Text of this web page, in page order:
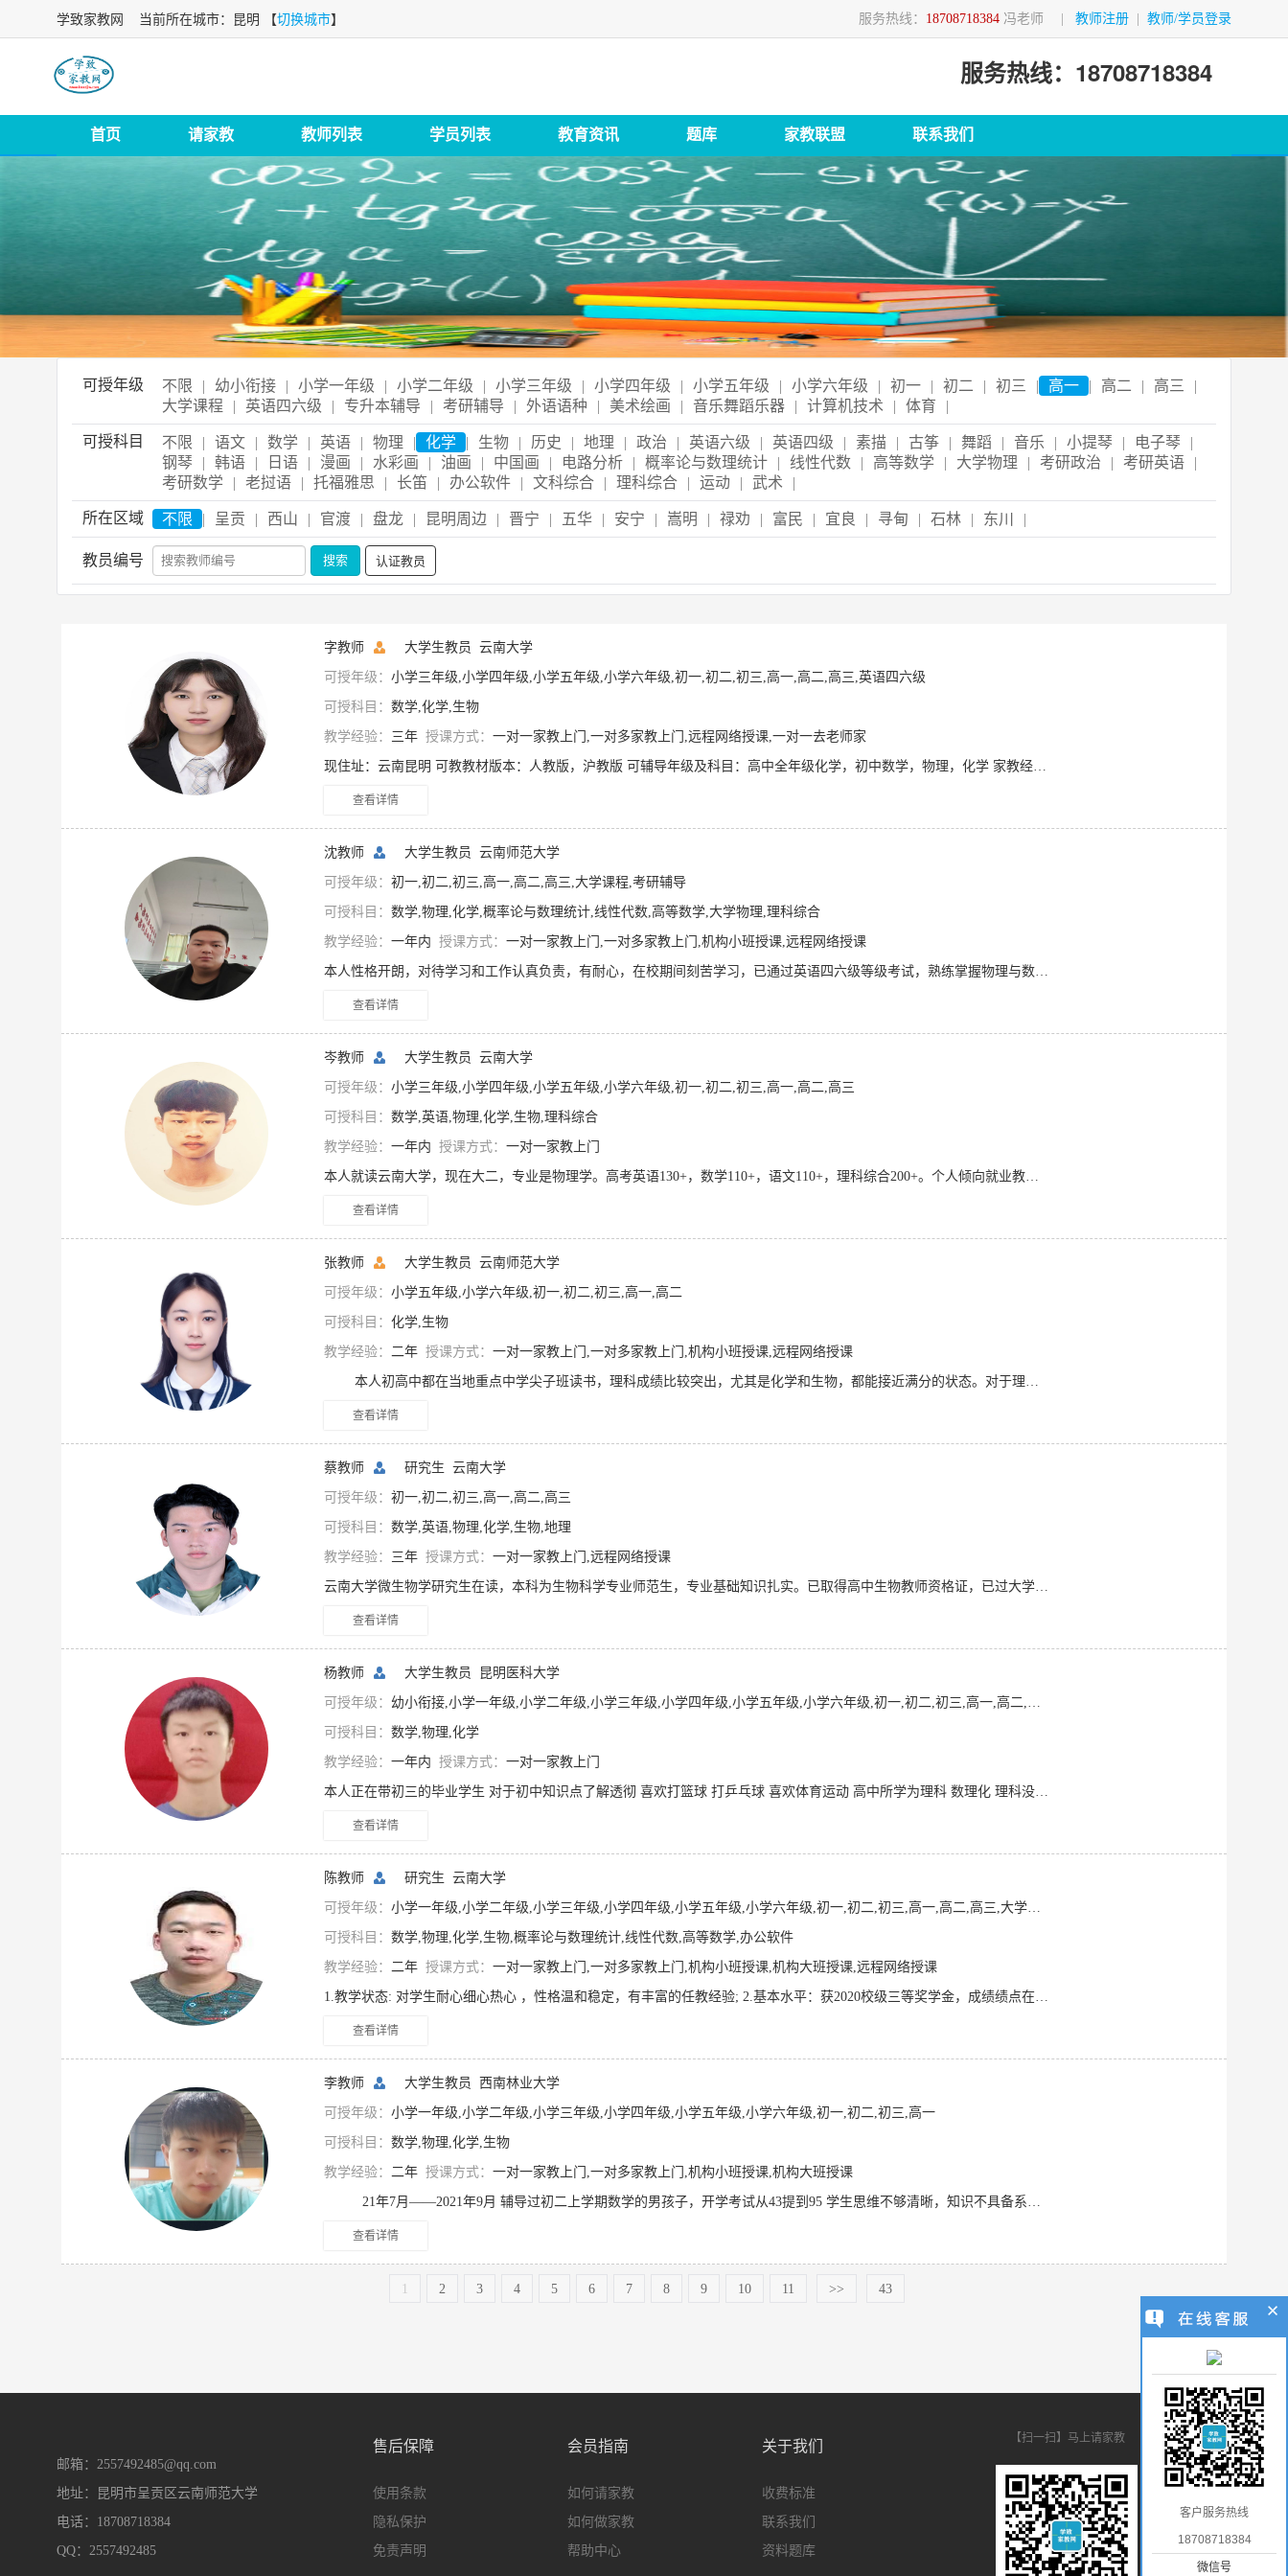
服务热线： 18708718384 冯老师 教师注册 教师/学员登录
学致家教网 当前所在城市：昆明 【切换城市】
服务热线：18708718384
首页 请家教 教师列表 学员列表 教育资讯 题库 家教联盟 联系我们
可授年级 不限 | 幼小衔接 | 小学一年级 | 小学二年级 | 小学三年级 | 小学四年级 | 小学五年级 | 小学六年级 | 初一 | 初二 | 初三 | 高一 | 高二 | 高三
|
大学课程
| 英语四六级 | 专升本辅导 | 考研辅导 | 外语语种 | 美术绘画 | 音乐舞蹈乐器 | 计算机技术 | 体育 |
可授科目 不限 | 语文 | 数学 | 英语 | 物理 | 化学 | 生物 | 历史 | 地理 | 政治 | 英语六级 | 英语四级 | 素描 | 古筝 | 舞蹈 | 音乐 | 小提琴 | 电子琴
|
钢琴
| 韩语 | 日语 | 漫画 | 水彩画 | 油画 | 中国画 | 电路分析 | 概率论与数理统计 | 线性代数 | 高等数学 | 大学物理 | 考研政治 | 考研英语
|
考研数学
| 老挝语 | 托福雅思 | 长笛 | 办公软件 | 文科综合 | 理科综合 | 运动 | 武术 |
所在区域 不限 | 呈贡 | 西山 | 官渡 | 盘龙 | 昆明周边 | 晋宁 | 五华 | 安宁 | 嵩明 | 禄劝 | 富民 | 宜良 | 寻甸 | 石林 | 东川 |
教员编号 认证教员
字教师 大学生教员 云南大学
可授年级： 小学三年级,小学四年级,小学五年级,小学六年级,初一,初二,初三,高一,高二,高三,英语四六级
可授科目： 数学,化学,生物
教学经验： 三年 授课方式： 一对一家教上门,一对多家教上门,远程网络授课,一对一去老师家
现住址：云南昆明 可教教材版本：人教版，沪教版 可辅导年级及科目：高中全年级化学，初中数学，物理，化学 家教经验： 1.21年3月至9月昆明初一同学的数学辅导（线下），分数由
查看详情
沈教师 大学生教员 云南师范大学
可授年级： 初一,初二,初三,高一,高二,高三,大学课程,考研辅导
可授科目： 数学,物理,化学,概率论与数理统计,线性代数,高等数学,大学物理,理科综合
教学经验： 一年内 授课方式： 一对一家教上门,一对多家教上门,机构小班授课,远程网络授课
本人性格开朗，对待学习和工作认真负责，有耐心，在校期间刻苦学习，已通过英语四六级等级考试，熟练掌握物理与数学等知识，在校期间积极学习，热心公益事业，主动参与各类活动陶冶情操，喜欢和学生“打交道”，关注教育事业。 参与大学生竞赛，学习使用
查看详情
岑教师 大学生教员 云南大学
可授年级： 小学三年级,小学四年级,小学五年级,小学六年级,初一,初二,初三,高一,高二,高三
可授科目： 数学,英语,物理,化学,生物,理科综合
教学经验： 一年内 授课方式： 一对一家教上门
本人就读云南大学，现在大二，专业是物理学。高考英语130+，数学110+，语文110+，理科综合200+。个人倾向就业教师行业，在此之前有多次家教经验，例如教过高三数学英语，高一物理，小学各科等，同时参加过暑假支教活动。本人善于教学科目学习方法，善于
查看详情
张教师 大学生教员 云南师范大学
可授年级： 小学五年级,小学六年级,初一,初二,初三,高一,高二
可授科目： 化学,生物
教学经验： 二年 授课方式： 一对一家教上门,一对多家教上门,机构小班授课,远程网络授课
本人初高中都在当地重点中学尖子班读书，理科成绩比较突出，尤其是化学和生物，都能接近满分的状态。对于理科学习，有一套自己的方法。
查看详情
蔡教师 研究生 云南大学
可授年级： 初一,初二,初三,高一,高二,高三
可授科目： 数学,英语,物理,化学,生物,地理
教学经验： 三年 授课方式： 一对一家教上门,远程网络授课
云南大学微生物学研究生在读，本科为生物科学专业师范生，专业基础知识扎实。已取得高中生物教师资格证，已过大学英语四级CET-4（482分），大学英语六级（452分）。考研初试复试名列前茅，研究生英语86分，2019年率团队荣获大学生创新创业大赛省级银奖
查看详情
杨教师 大学生教员 昆明医科大学
可授年级： 幼小衔接,小学一年级,小学二年级,小学三年级,小学四年级,小学五年级,小学六年级,初一,初二,初三,高一,高二,高三
可授科目： 数学,物理,化学
教学经验： 一年内 授课方式： 一对一家教上门
本人正在带初三的毕业学生 对于初中知识点了解透彻 喜欢打篮球 打乒乓球 喜欢体育运动 高中所学为理科 数理化 理科没有太大的问题 喜欢和小朋友一起玩 其中 数学物理为最好的 其次是化学 假期内任何时间都可上门家教补课，可经过试教后考虑要不要进行下一步，最近
查看详情
陈教师 研究生 云南大学
可授年级： 小学一年级,小学二年级,小学三年级,小学四年级,小学五年级,小学六年级,初一,初二,初三,高一,高二,高三,大学课程,考研辅导,计算机技术
可授科目： 数学,物理,化学,生物,概率论与数理统计,线性代数,高等数学,办公软件
教学经验： 二年 授课方式： 一对一家教上门,一对多家教上门,机构小班授课,机构大班授课,远程网络授课
1.教学状态: 对学生耐心细心热心 ，性格温和稳定，有丰富的任教经验; 2.基本水平：获2020校级三等奖学金，成绩绩点在3.0以上，两次获评优秀学生称号等，个人软著一项，个人专利受理一项； 3.理工科素养：如第十届全国市场调查大赛重庆
查看详情
李教师 大学生教员 西南林业大学
可授年级： 小学一年级,小学二年级,小学三年级,小学四年级,小学五年级,小学六年级,初一,初二,初三,高一
可授科目： 数学,物理,化学,生物
教学经验： 二年 授课方式： 一对一家教上门,一对多家教上门,机构小班授课,机构大班授课
21年7月——2021年9月 辅导过初二上学期数学的男孩子，开学考试从43提到95 学生思维不够清晰，知识不具备系统，在我的辅导下成绩有较大的提升，做题技巧应用到考试中有效 2.暑假
查看详情
2 3 4 5 6 7 8 9 10 11 >> 43
邮箱：2557492485@qq.com
地址：昆明市呈贡区云南师范大学
电话：18708718384
QQ：2557492485
售后保障
使用条款
隐私保护
免责声明
会员指南
如何请家教
如何做家教
帮助中心
关于我们
收费标准
联系我们
资料题库
【扫一扫】马上请家教
客户服务热线
18708718384
微信号